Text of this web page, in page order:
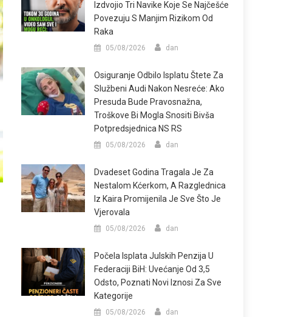
Izdvojio Tri Navike Koje Se Najčešće
Povezuju S Manjim Rizikom Od
Raka
05/08/2026 dan
Osiguranje Odbilo Isplatu Štete Za
Službeni Audi Nakon Nesreće: Ako
Presuda Bude Pravosnažna,
Troškove Bi Mogla Snositi Bivša
Potpredsjednica NS RS
05/08/2026 dan
Dvadeset Godina Tragala Je Za
Nestalom Kćerkom, A Razglednica
Iz Kaira Promijenila Je Sve Što Je
Vjerovala
05/08/2026 dan
Počela Isplata Julskih Penzija U
Federaciji BiH: Uvećanje Od 3,5
Odsto, Poznati Novi Iznosi Za Sve
Kategorije
05/08/2026 dan